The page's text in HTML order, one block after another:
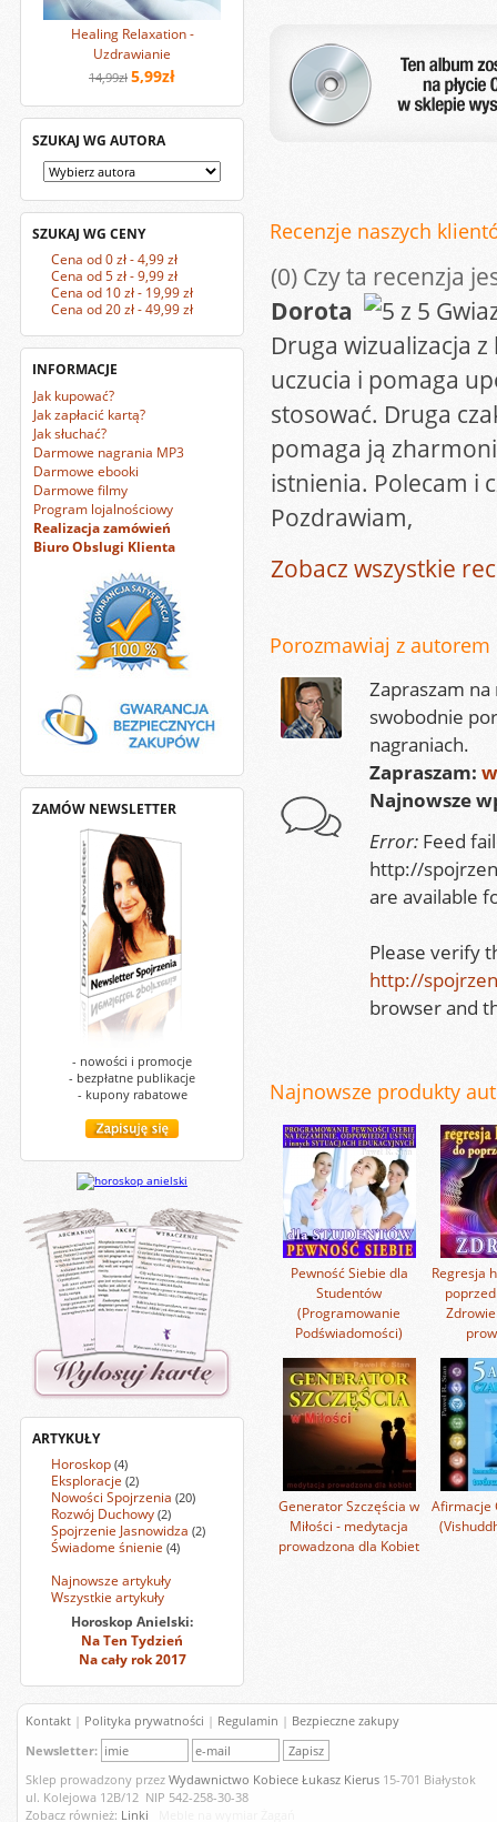
Healing Relaxation -
Uzdrawianie
14,99zł 5,99zł
SZUKAJ WG AUTORA
SZUKAJ WG CENY
Cena od 0 zł - 4,99 zł
Cena od 5 zł - 9,99 zł
Cena od 10 zł - 19,99 zł
Cena od 20 zł - 49,99 zł
INFORMACJE
Jak kupować?
Jak zapłacić kartą?
Jak słuchać?
Darmowe nagrania MP3
Darmowe ebooki
Darmowe filmy
Program lojalnościowy
Realizacja zamówień
Biuro Obslugi Klienta
ZAMÓW NEWSLETTER
- nowości i promocje
- bezpłatne publikacje
- kupony rabatowe
ARTYKUŁY
Horoskop (4)
Eksploracje (2)
Nowości Spojrzenia (20)
Rozwój Duchowy (2)
Spojrzenie Jasnowidza (2)
Świadome śnienie (4)
Najnowsze artykuły
Wszystkie artykuły
Horoskop Anielski:
Na Ten Tydzień
Na cały rok 2017
Recenzje naszych
(0) Czy ta recenzja
Dorota
Druga wizualizacja
uczucia i pomaga
stosować. Druga
pomaga ją
istnienia. Polecam i
Pozdrawiam,
Zobacz wszystkie
Porozmawiaj z autorem
Zapraszam
swobodnie
nagraniach.
Zapraszam:
Najnowsze
Error: Feed
http://
are available
Please verify
http://
browser and
Najnowsze produkty
Pewność Siebie dla
Studentów
(Programowanie
Podświadomości)
Regresja
Generator Szczęścia w
Miłości - medytacja
prowadzona dla Kobiet
Afirmacje
Kontakt | Polityka prywatności | Regulamin | Bezpieczne zakupy
Newsletter:
Sklep prowadzony przez Wydawnictwo Kobiece Łukasz Kierus 15-701 Białystok
ul. Kolejowa 12B/12 NIP 542-258-30-38
Zobacz również: Linki